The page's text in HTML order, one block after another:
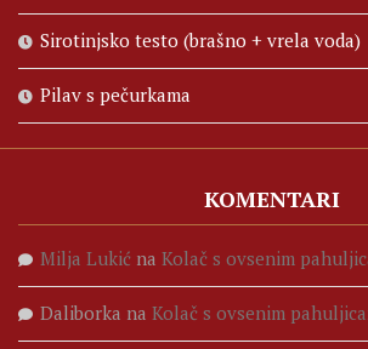
Sirotinjsko testo (brašno + vrela voda)
Pilav s pečurkama
KOMENTARI
Milja Lukić na Kolač s ovsenim
Daliborka na Kolač s ovsenim